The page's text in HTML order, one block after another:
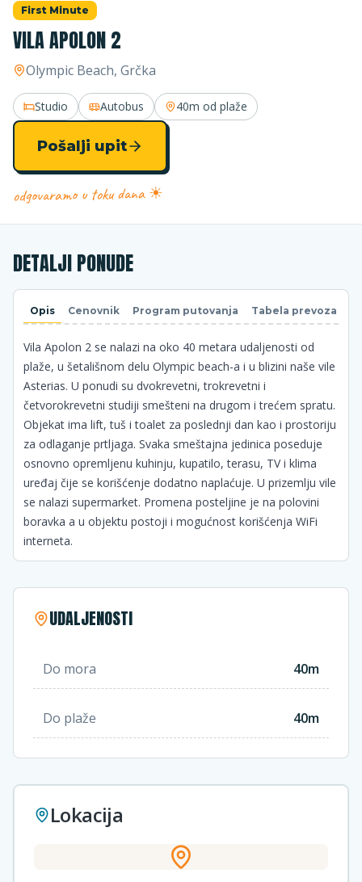
First Minute
VILA APOLON 2
Olympic Beach, Grčka
Studio Autobus 40m od plaže
Pošalji upit
odgovaramo u toku dana ☀
DETALJI PONUDE
Opis Cenovnik Program putovanja Tabela prevoza
Vila Apolon 2 se nalazi na oko 40 metara udaljenosti od
plaže, u šetališnom delu Olympic beach-a i u blizini naše vile
Asterias. U ponudi su dvokrevetni, trokrevetni i
četvorokrevetni studiji smešteni na drugom i trećem spratu.
Objekat ima lift, tuš i toalet za poslednji dan kao i prostoriju
za odlaganje prtljaga. Svaka smeštajna jedinica poseduje
osnovno opremljenu kuhinju, kupatilo, terasu, TV i klima
uređaj čije se korišćenje dodatno naplaćuje. U prizemlju vile
se nalazi supermarket. Promena posteljine je na polovini
boravka a u objektu postoji i mogućnost korišćenja WiFi
interneta.
UDALJENOSTI
Do mora 40m
Do plaže 40m
Lokacija